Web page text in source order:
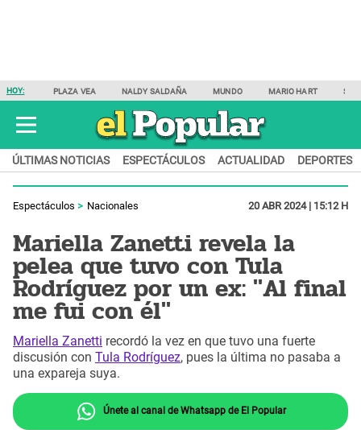
HOY: PLAZA VEA NALDY SALDAÑA MUNDO MARIO HART
ÚLTIMAS NOTICIAS ESPECTÁCULOS ACTUALIDAD DEPORTES
Espectáculos Nacionales 20 ABR 2024 | 15:12 H
Mariella Zanetti revela la
pelea que tuvo con Tula
Rodríguez por un ex: "Al final
me fui con él"
Mariella Zanetti recordó la vez en que tuvo una fuerte
discusión con Tula Rodríguez, pues la última no pasaba a
una expareja suya.
Únete al canal de Whatsapp de El Popular